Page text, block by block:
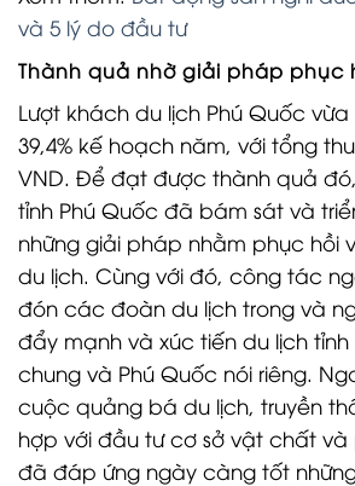
và 5 lý do đầu tư
Thành quả nhờ giải pháp phục
Lượt khách du lịch Phú Quốc
39,4% kế hoạch năm, với tổng
VND. Để đạt được thành quả
tỉnh Phú Quốc đã bám sát và
những giải pháp nhằm phục hồi
du lịch. Cùng với đó, công tác
đón các đoàn du lịch trong và
đẩy mạnh và xúc tiến du lịch tỉnh
chung và Phú Quốc nói riêng.
cuộc quảng bá du lịch, truyền
hợp với đầu tư cơ sở vật chất và
đã đáp ứng ngày càng tốt